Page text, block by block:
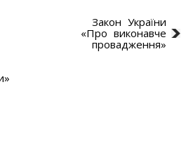
Закон України
«Про виконавче
провадження»